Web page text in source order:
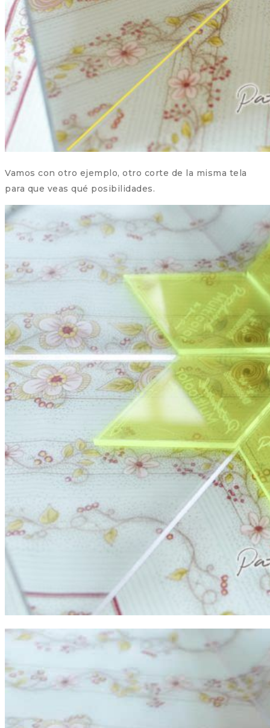
Vamos con otro ejemplo, otro corte de la misma tela
para que veas qué posibilidades.